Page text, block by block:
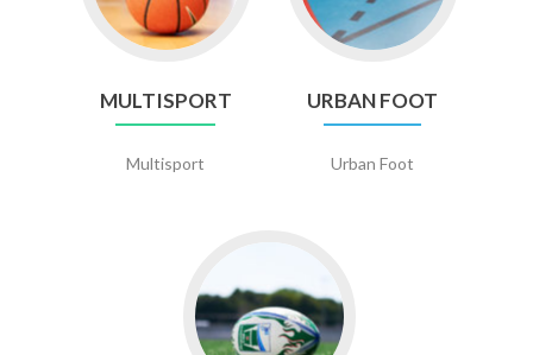
MULTISPORT
Multisport
URBAN FOOT
Urban Foot
to
RUGBY